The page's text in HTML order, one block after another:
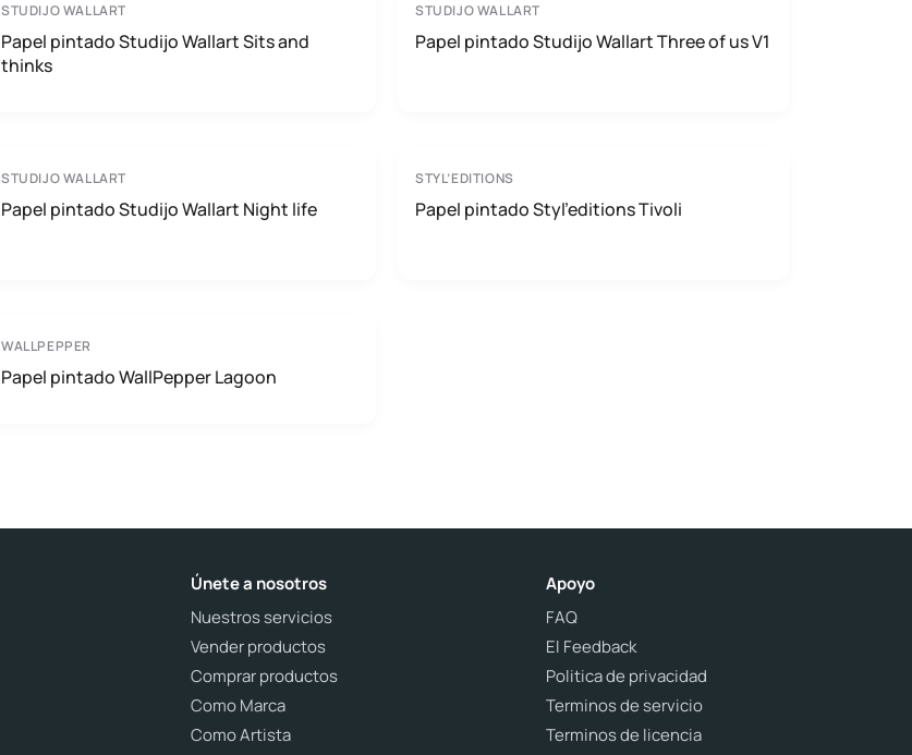
STUDIJO WALLART
Papel pintado Studijo Wallart Sits and
thinks
STUDIJO WALLART
Papel pintado Studijo Wallart Three of us V1
STUDIJO WALLART
Papel pintado Studijo Wallart Night life
STYL’EDITIONS
Papel pintado Styl’editions Tivoli
WALLPEPPER
Papel pintado WallPepper Lagoon
Únete a nosotros
Nuestros servicios
Vender productos
Comprar productos
Como Marca
Como Artista
Apoyo
FAQ
El Feedback
Politica de privacidad
Terminos de servicio
Terminos de licencia